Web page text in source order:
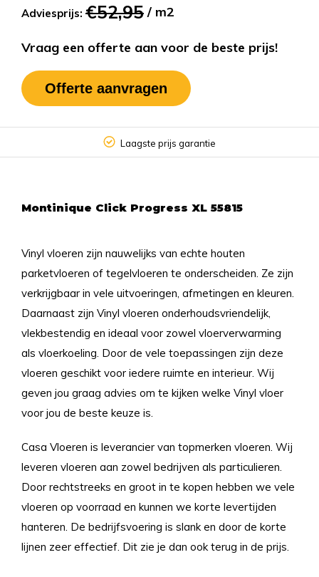
Adviesprijs: €52,95 / m2
Vraag een offerte aan voor de beste prijs!
Offerte aanvragen
Laagste prijs garantie
Montinique Click Progress XL 55815
Vinyl vloeren zijn nauwelijks van echte houten
parketvloeren of tegelvloeren te onderscheiden. Ze zijn
verkrijgbaar in vele uitvoeringen, afmetingen en kleuren.
Daarnaast zijn Vinyl vloeren onderhoudsvriendelijk,
vlekbestendig en ideaal voor zowel vloerverwarming
als vloerkoeling. Door de vele toepassingen zijn deze
vloeren geschikt voor iedere ruimte en interieur. Wij
geven jou graag advies om te kijken welke Vinyl vloer
voor jou de beste keuze is.
Casa Vloeren is leverancier van topmerken vloeren. Wij
leveren vloeren aan zowel bedrijven als particulieren.
Door rechtstreeks en groot in te kopen hebben we vele
vloeren op voorraad en kunnen we korte levertijden
hanteren. De bedrijfsvoering is slank en door de korte
lijnen zeer effectief. Dit zie je dan ook terug in de prijs.